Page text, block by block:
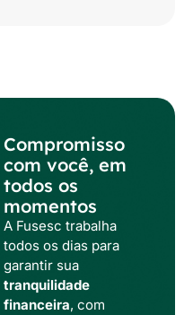
Compromisso
com você, em
todos os
momentos
A Fusesc trabalha
todos os dias para
garantir sua
tranquilidade
financeira, com